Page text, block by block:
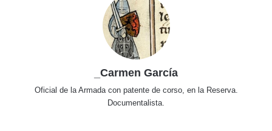
_Carmen García
Oficial de la Armada con patente de corso, en la Reserva.
Documentalista.